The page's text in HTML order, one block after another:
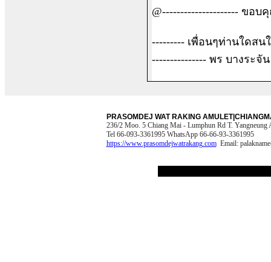
@--------------------- ขอบ
--------- เพื่อนๆท่านใดส
--------------- พร บางระจัน
PRASOMDEJ WAT RAKING
236/2 Moo. 5 Chiang Mai - Lumphun Rd T. Yangneung
Tel 66-093-3361995 WhatsApp 66-66-93-3361995
https://www.prasomdejwatrakang.comEmail: